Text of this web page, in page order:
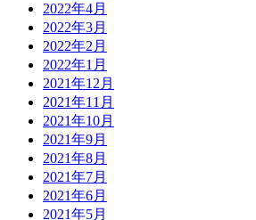
2022年4月
2022年3月
2022年2月
2022年1月
2021年12月
2021年11月
2021年10月
2021年9月
2021年8月
2021年7月
2021年6月
2021年5月